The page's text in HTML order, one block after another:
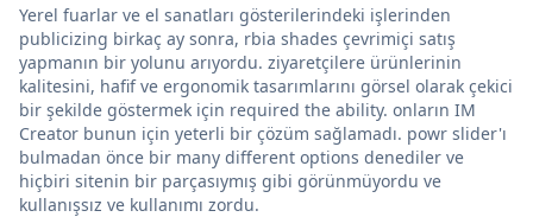
Yerel fuarlar ve el sanatları gösterilerindeki işlerinden
publicizing birkaç ay sonra, rbia shades çevrimiçi satış
yapmanın bir yolunu arıyordu. ziyaretçilere ürünlerinin
kalitesini, hafif ve ergonomik tasarımlarını görsel olarak çekici
bir şekilde göstermek için required the ability. onların IM
Creator bunun için yeterli bir çözüm sağlamadı. powr slider'ı
bulmadan önce bir many different options denediler ve
hiçbiri sitenin bir parçasıymış gibi görünmüyordu ve
kullanışsız ve kullanımı zordu.